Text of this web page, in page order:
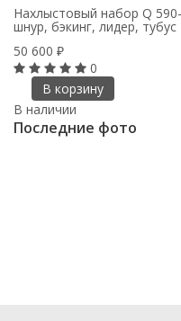
Нахлыстовый набор Q
шнур, бэкинг, лидер, тубус
50 600 ₽
0
В корзину
В наличии
Последние фото